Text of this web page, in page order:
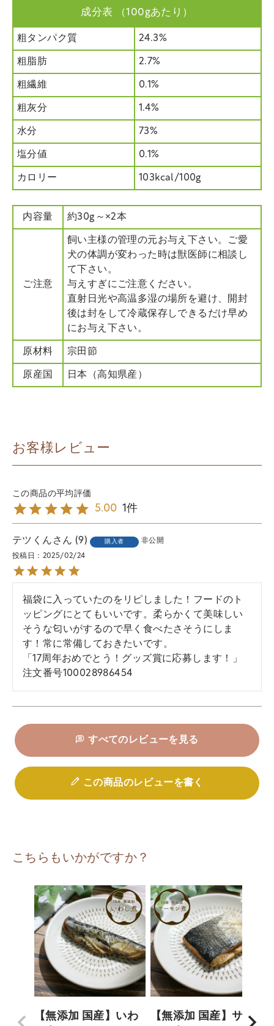
成分表 （100gあたり）
粗タンパク質 24.3%
粗脂肪 2.7%
粗繊維 0.1%
粗灰分 1.4%
水分 73%
塩分値 0.1%
カロリー 103kcal/100g
内容量 約30g～×2本
ご注意
飼い主様の管理の元お与え下さい。ご愛
犬の体調が変わった時は獣医師に相談し
て下さい。
与えすぎにご注意ください。
直射日光や高温多湿の場所を避け、開封
後は封をして冷蔵保存しできるだけ早め
にお与え下さい。
原材料 宗田節
原産国 日本（高知県産）
お客様レビュー
5.00 1
テツくん 9 購入者 非公開
投稿日 2025/02/24
福袋に入っていたのをリピしました！フードのト
ッピングにとてもいいです。柔らかくて美味しい
そうな匂いがするので早く食べたさそうにしま
す！常に常備しておきたいです。
「17周年おめでとう！グッズ賞に応募します！」
注文番号100028986454
すべてのレビューを見る
この商品のレビューを書く
こちらもいかがですか？
【無添加 国産】いわ
【無添加 国産】サー